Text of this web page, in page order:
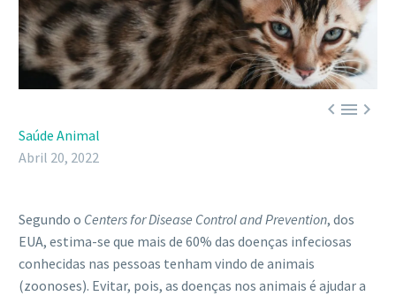

Saúde Animal
Abril 20, 2022
Segundo o Centers for Disease Control and Prevention, dos
EUA, estima-se que mais de 60% das doenças infeciosas
conhecidas nas pessoas tenham vindo de animais
(zoonoses). Evitar, pois, as doenças nos animais é ajudar a